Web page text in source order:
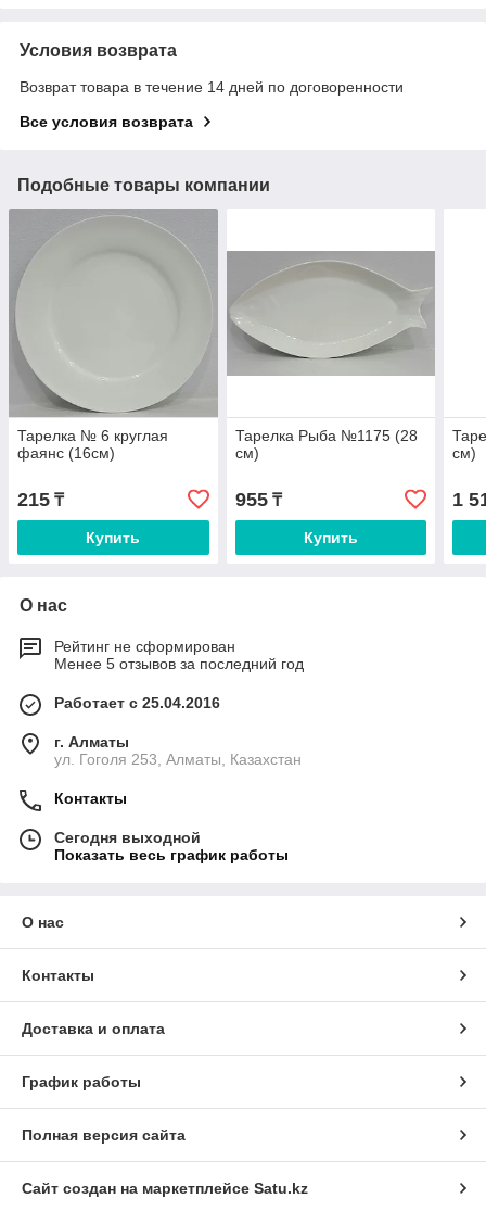
Условия возврата
Возврат товара в течение 14 дней по договоренности
Все условия возврата
Подобные товары компании
Тарелка № 6 круглая
фаянс (16см)
215 ₸
Купить
Тарелка Рыба №1175 (28
см)
955₸
Купить
см)
1
О нас
Рейтинг не сформирован
Менее 5 отзывов за последний год
Работает с 25.04.2016
г. Алматы
ул. Гоголя 253, Алматы, Казахстан
Контакты
Сегодня выходной
Показать весь график работы
О нас
Контакты
Доставка и оплата
График работы
Полная версия сайта
Сайт создан на маркетплейсе Satu.kz